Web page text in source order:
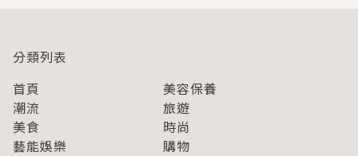
分類列表
首頁
美容保養
潮流
旅遊
美食
時尚
藝能娛樂
購物